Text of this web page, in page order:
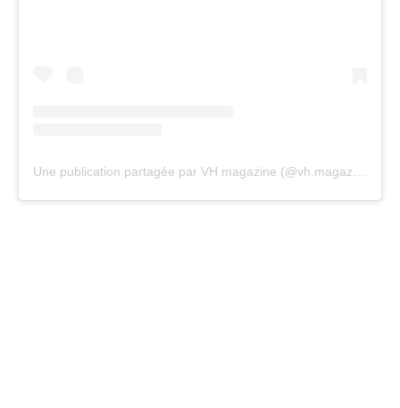
Une publication partagée par VH magazine (@vh.magazine)